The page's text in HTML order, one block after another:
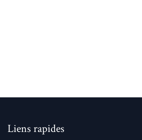
Liens rapides